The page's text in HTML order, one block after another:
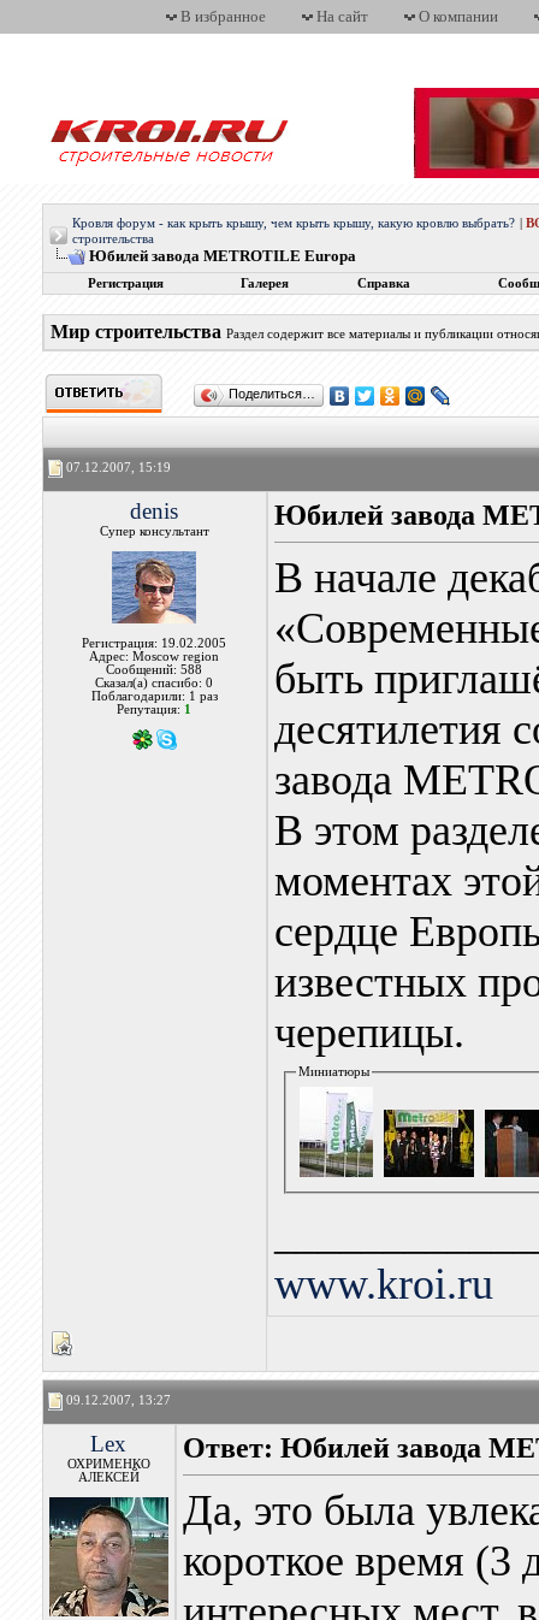
В избранное На сайт О компании
Кровля форум - как крыть крышу, чем крыть крышу, какую кровлю выбрать?
строительства
Юбилей завода METROTILE Europa
Регистрация Галерея Справка
Мир строительства Раздел содержит все материалы и публикации
Поделиться…
07.12.2007, 15:19
denis
Супер консультант
Регистрация: 19.02.2005
Адрес: Moscow region
Сообщений: 588
Сказал(а) спасибо: 0
Поблагодарили: 1 раз
Репутация: 1
Юбилей завода
В начале
быть
десятилетия
завода
В этом
моментах
сердце
известных
черепицы.
Миниатюры
www.kroi.ru
09.12.2007, 13:27
Lex
ОХРИМЕНКО
АЛЕКСЕЙ
Ответ: Юбилей завода
Да, это была
короткое время